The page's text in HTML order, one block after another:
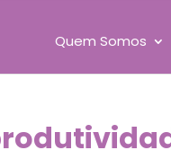
Quem Somos